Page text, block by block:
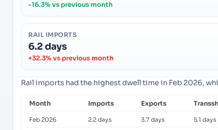
-16.3% vs previous month
RAIL IMPORTS
6.2 days
+32.3% vs previous month
Rail imports had the highest dwell time in Feb 2026,
Month Imports Exports
Feb 2026 2.2 days 3.7 days 5.1 days